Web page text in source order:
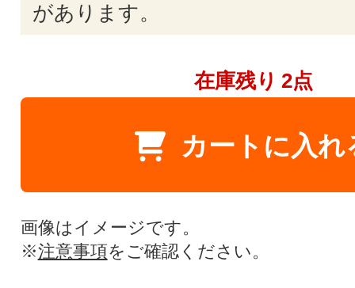
があります。
在庫残り 2点
カートに入れ
画像はイメージです。
※注意事項をご確認ください。